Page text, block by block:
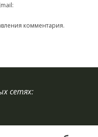
комментария.
сетях: